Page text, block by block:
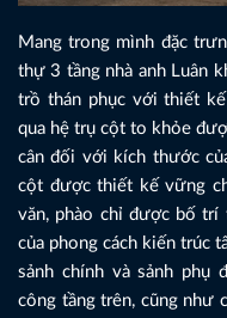
Mang trong mình đặc
thự 3 tầng nhà anh Luân
trồ thán phục với thiết
qua hệ trụ cột to khỏe
cân đối với kích thước
cột được thiết kế vững
văn, phào chỉ được bố trí
của phong cách kiến trúc
sảnh chính và sảnh phụ
công tầng trên, cũng như